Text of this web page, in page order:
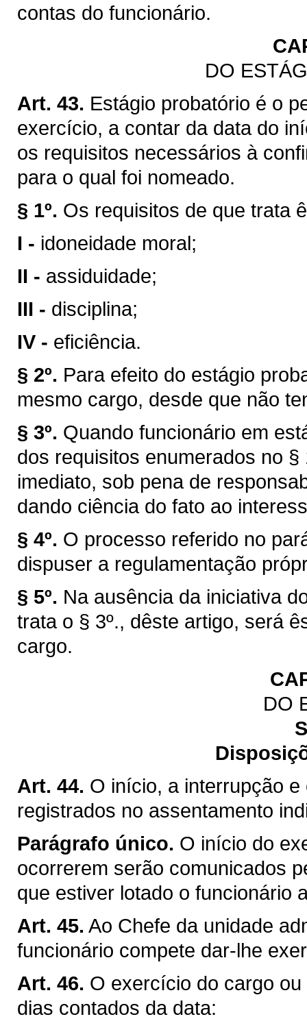
contas do funcionário.
DO
Art. 43. Estágio probatório é o
exercício, a contar da data do
os requisitos necessários à
para o qual foi nomeado.
§ 1º. Os requisitos de que trata
I - idoneidade moral;
II - assiduidade;
III - disciplina;
IV - eficiência.
§ 2º. Para efeito do estágio
mesmo cargo, desde que não
§ 3º. Quando funcionário em
dos requisitos enumerados no
imediato, sob pena de
dando ciência do fato ao
§ 4º. O processo referido no
dispuser a regulamentação
§ 5º. Na ausência da iniciativa
trata o § 3º., dêste artigo, será
cargo.
DO
Art. 44. O início, a interrupção
registrados no assentamento
Parágrafo único. O início do
ocorrerem serão comunicados
que estiver lotado o funcionário
Art. 45. Ao Chefe da unidade
funcionário compete dar-lhe
Art. 46. O exercício do cargo
dias contados da data: